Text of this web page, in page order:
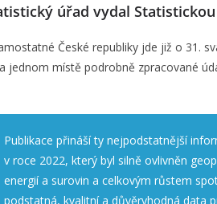
úřad vydal
České republiky jde již o 31.
jednom místě podrobně zpracované
Publikace přináší ty nejpodstatnější
v roce 2022, který byl silně ovlivněn
energií a surovin a celkovým růstem
podstatná, kvalitní a důvěryhodná data